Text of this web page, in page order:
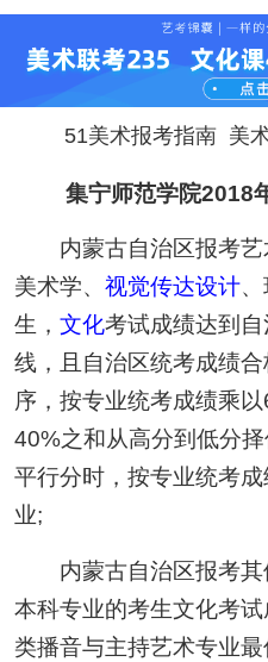
51美术报考指南 美
集宁师范学院2018
内蒙古自治区报考艺
美术学、 视觉传达设计、
生， 文化考试成绩达到
线，且自治区统考成绩
序，按专业统考成绩乘
40%之和从高分到低分
平行分时，按专业统考
业;
内蒙古自治区报考其
本科专业的考生文化考
类播音与主持艺术专业